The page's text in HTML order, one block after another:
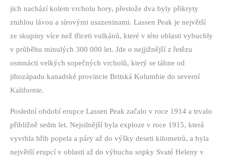
jich nachází kolem vrcholu hory, přestože dva byly přikryty
ztuhlou lávou a sírovými usazeninami. Lassen Peak je největší
ze skupiny více než třiceti vulkánů, které v této oblasti vybuchly
v průběhu minulých 300 000 let. Jde o nejjižnější z řetězu
osmnácti velkých sopečných vrcholů, který se táhne od
jihozápadu kanadské provincie Britská Kolumbie do severní
Kalifornie.
Poslední období erupce Lassen Peak začalo v roce 1914 a trvalo
přibližně sedm let. Nejsilnější byla exploze v roce 1915, která
vyvrhla hřib popela a páry až do výšky deseti kilometrů, a byla
největší erupcí v oblasti až do výbuchu sopky Svaté Heleny v